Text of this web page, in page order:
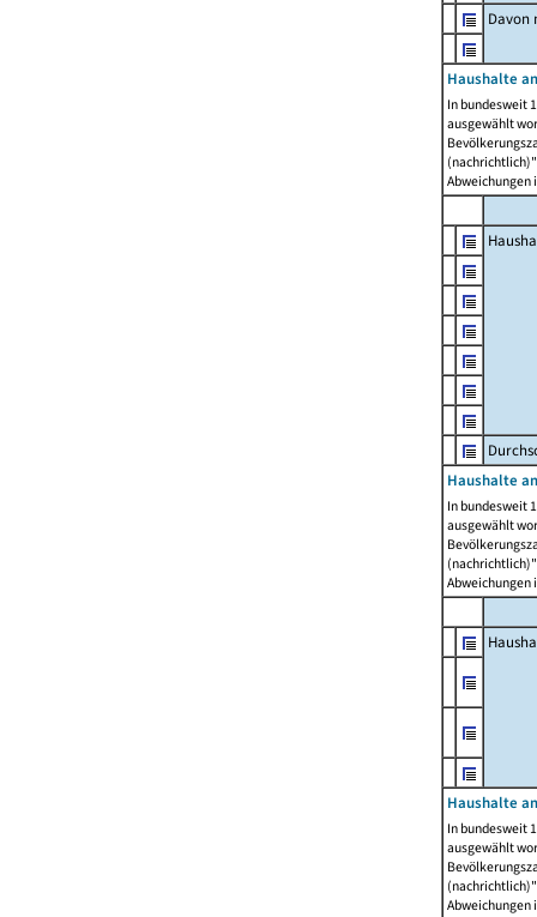
Davon
Haushalte
In bundesweit
ausgewählt
Abweichungen
Haushalte
In bundesweit
ausgewählt
Abweichungen
Haushalte
In bundesweit
ausgewählt
Abweichungen